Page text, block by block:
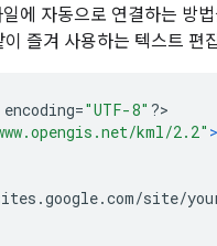
일에 자동으로 연결하는 방
이 즐겨 사용하는 텍스트 편
encoding="UTF-8" ?>
kml/2.2" >
site/